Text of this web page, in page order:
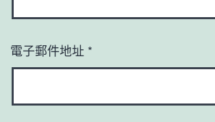
電子郵件地址 *